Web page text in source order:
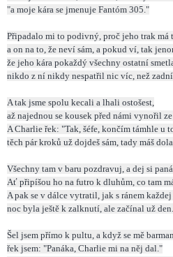
"a moje kára se jmenuje Fantóm 305."
Připadalo mi to podivný, proč jeho trak má
a on na to, že neví sám, a pokud ví, tak
že jeho kára pokaždý všechny ostatní
nikdo z ní nikdy nespatřil nic víc, než zadní
A tak jsme spolu kecali a lhali ostošest,
až najednou se kousek před námi vynořil
A Charlie řek: "Tak, šéfe, končím támhle u
těch pár kroků už dojdeš sám, tady máš
Všechny tam v baru pozdravuj, a dej si
Ať připíšou ho na futro k dluhům, co tam
A pak se v dálce vytratil, jak s ránem každej
noc byla ještě k zalknutí, ale začínal už den.
Šel jsem přímo k pultu, a když se mě
řek jsem: "Panáka, Charlie mi na něj dal."